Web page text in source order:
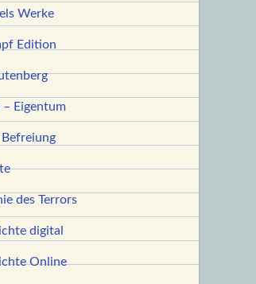
Werke
Edition
– Eigentum
Befreiung
des Terrors
digital
Online